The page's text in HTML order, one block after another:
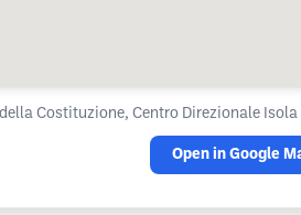
Costituzione, Centro Direzionale
Open in Google